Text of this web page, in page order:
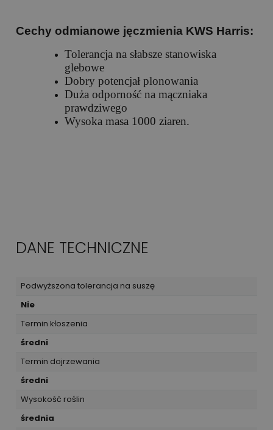
Cechy odmianowe jęczmienia KWS Harris:
Tolerancja na słabsze stanowiska
glebowe
Dobry potencjał plonowania
Duża odporność na mączniaka
prawdziwego
Wysoka masa 1000 ziaren.
DANE TECHNICZNE
Podwyższona tolerancja na suszę
Nie
Termin kłoszenia
średni
Termin dojrzewania
średni
Wysokość roślin
średnia